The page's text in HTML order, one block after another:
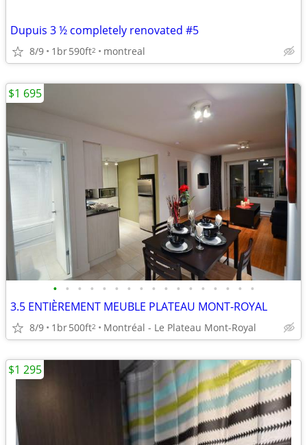
Dupuis 3 ½ completely renovated #5
8/9 1br590ft2 montreal
• • • • • • • • • • • • • • • • •
3.5 ENTIÈREMENT MEUBLE PLATEAU MONT-ROYAL
8/9 1br500ft2 Montréal - Le Plateau Mont-Royal
$1 695
$1 295